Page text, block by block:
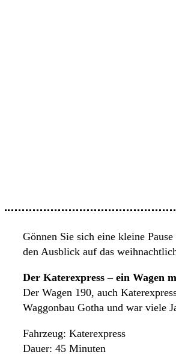
Gönnen Sie sich eine kleine
den Ausblick auf das
Der Katerexpress – ein Wagen
Der Wagen 190, auch
Waggonbau Gotha und war viele
Fahrzeug: Katerexpress
Dauer: 45 Minuten